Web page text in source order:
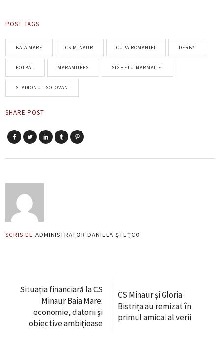
POST TAGS
BAIA MARE CS MINAUR CUPA ROMANIEI DERBY
FOTBAL MARAMURES SIGHETU MARMATIEI
STADIONUL SOLOVAN
SHARE POST
SCRIS DE ADMINISTRATOR DANIELA ȘTEȚCO
Situația financiară la CS
Minaur Baia Mare:
economie, datorii și
obiective ambițioase
CS Minaur și Gloria
Bistrița au remizat în
primul amical al verii